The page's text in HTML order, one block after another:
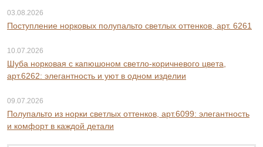
03.08.2026
Поступление норковых полупальто светлых оттенков, арт. 6261
10.07.2026
Шуба норковая с капюшоном светло-коричневого цвета,
арт.6262: элегантность и уют в одном изделии
09.07.2026
Полупальто из норки светлых оттенков, арт.6099: элегантность
и комфорт в каждой детали